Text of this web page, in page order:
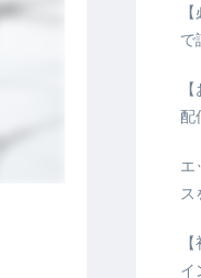
で
配
エ
ス
イ